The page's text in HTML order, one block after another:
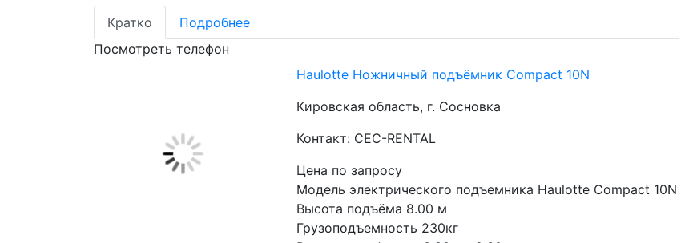
Кратко
Подробнее
Посмотреть телефон
Haulotte Ножничный подъёмник Compact 10N
Кировская область, г. Сосновка
Контакт: CEC-RENTAL
Цена по запросу
Высота подъёма 8.00 м
Грузоподъемность 230кг